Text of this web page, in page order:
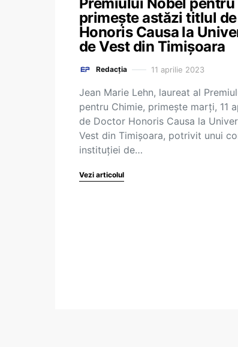
primește astăzi titlul
Honoris Causa la
de Vest din Timișoara
Redacția 11 aprilie 2023
Jean Marie Lehn, laureat al
pentru Chimie, primește marți, 11
de Doctor Honoris Causa la
Vest din Timișoara, potrivit unui
instituției de…
Vezi articolul